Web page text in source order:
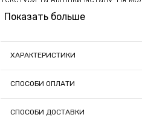
підходить як молодим дівчатам, так
витонченими сріблястими ланками
Показать больше
ХАРАКТЕРИСТИКИ
Матеріал: Метал
Країна-виробник товару:
СПОСОБИ ОПЛАТИ
1) Онлайн оплата
СПОСОБИ ДОСТАВКИ